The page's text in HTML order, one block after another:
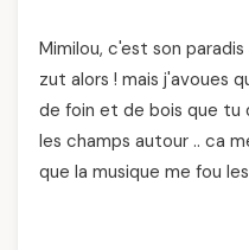
Mimilou, c'est son
zut alors ! mais j'avoues
de foin et de bois que tu
les champs autour .. ca
que la musique me fou